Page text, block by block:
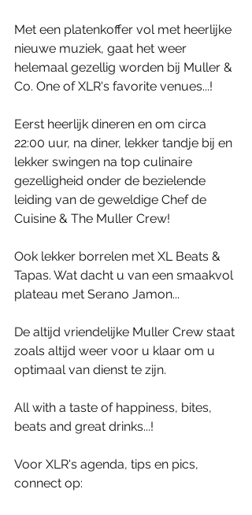
Met een platenkoffer vol met heerlijke
nieuwe muziek, gaat het weer
helemaal gezellig worden bij Muller &
Co. One of XLR's favorite venues...!
Eerst heerlijk dineren en om circa
22:00 uur, na diner, lekker tandje bij en
lekker swingen na top culinaire
gezelligheid onder de bezielende
leiding van de geweldige Chef de
Cuisine & The Muller Crew!
Ook lekker borrelen met XL Beats &
Tapas. Wat dacht u van een smaakvol
plateau met Serano Jamon...
De altijd vriendelijke Muller Crew staat
zoals altijd weer voor u klaar om u
optimaal van dienst te zijn.
All with a taste of happiness, bites,
beats and great drinks...!
Voor XLR's agenda, tips en pics,
connect op: